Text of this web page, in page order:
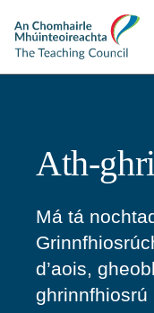
The
Teaching
Council
Ath-
Má tá
d’aois,
ghrinnfhiosrú